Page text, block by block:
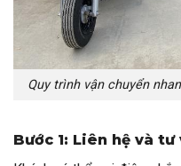
Quy trình vận chuyển
Bước 1: Liên hệ và tư